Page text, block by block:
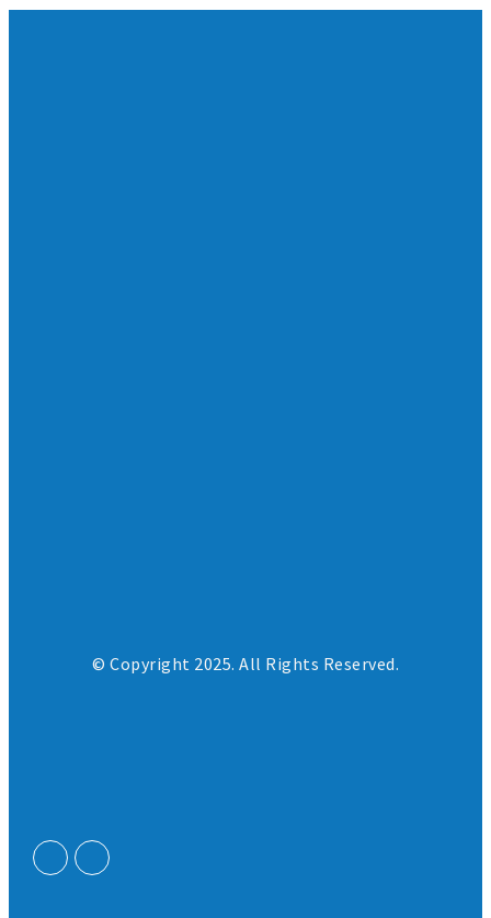
© Copyright 2025. All Rights Reserved.